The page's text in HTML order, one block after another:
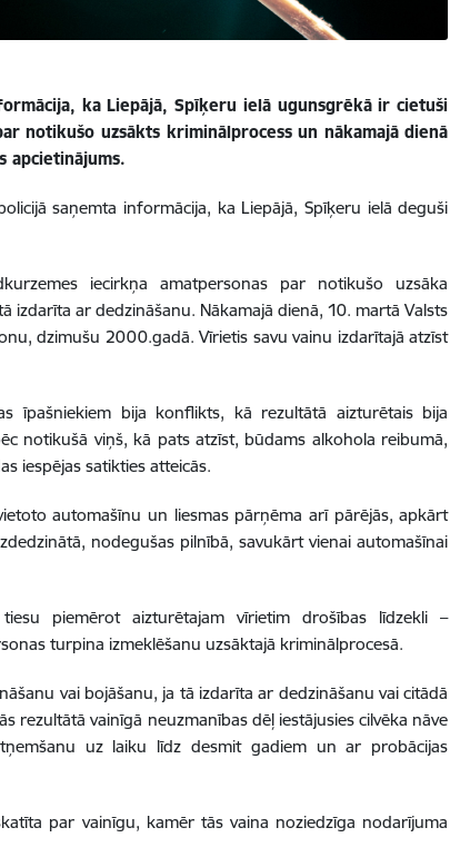
ka Liepājā, Spīķeru ielā ugunsgrēkā ir cietuši
notikušo uzsākts kriminālprocess un nākamajā dienā
apcietinājums.
saņemta informācija, ka Liepājā, Spīķeru ielā deguši
iecirkņa amatpersonas par notikušo uzsāka
izdarīta ar dedzināšanu. Nākamajā dienā, 10. martā Valsts
dzimušu 2000.gadā. Vīrietis savu vainu izdarītajā atzīst
īpašniekiem bija konflikts, kā rezultātā aizturētais bija
notikušā viņš, kā pats atzīst, būdams alkohola reibumā,
iespējas satikties atteicās.
automašīnu un liesmas pārņēma arī pārējās, apkārt
nodegušas pilnībā, savukārt vienai automašīnai
piemērot aizturētajam vīrietim drošības līdzekli –
turpina izmeklēšanu uzsāktajā kriminālprocesā.
vai bojāšanu, ja tā izdarīta ar dedzināšanu vai citādā
rezultātā vainīgā neuzmanības dēļ iestājusies cilvēka nāve
uz laiku līdz desmit gadiem un ar probācijas
par vainīgu, kamēr tās vaina noziedzīga nodarījuma